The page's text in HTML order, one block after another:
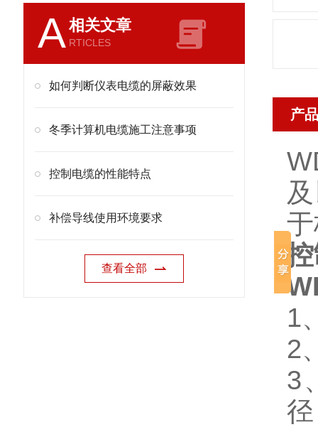
A相关文章
RTICLES
如何判断仪表电缆的屏蔽效果
冬季计算机电缆施工注意事项
控制电缆的性能特点
补偿导线使用环境要求
查看全部
产
1
2
3